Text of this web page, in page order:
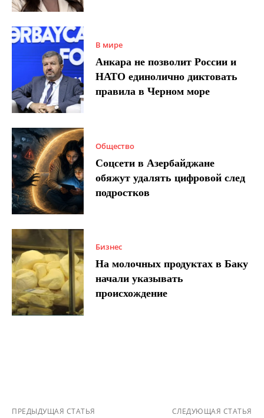
В мире
Анкара не позволит России и
НАТО единолично диктовать
правила в Черном море
Общество
Соцсети в Азербайджане
обяжут удалять цифровой след
подростков
Бизнес
На молочных продуктах в Баку
начали указывать
происхождение
ПРЕДЫДУЩАЯ СТАТЬЯ СЛЕДУЮЩАЯ СТАТЬЯ